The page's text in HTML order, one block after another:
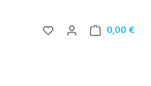
0,00 €